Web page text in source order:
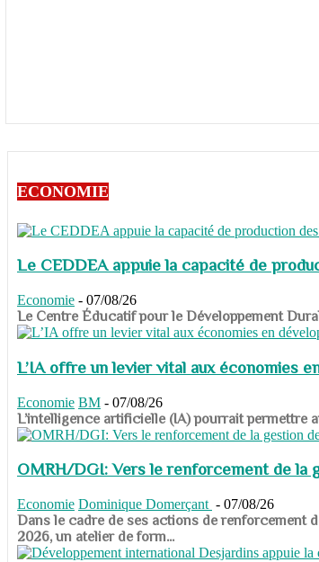
ECONOMIE
Le CEDDEA appuie la capacité de
Economie - 07/08/26
​​​​​​​Le Centre Éducatif pour le Développement
L’IA offre un levier vital aux économies
Economie BM - 07/08/26
​​​​​​​L’intelligence artificielle (IA) pourrait permettre
OMRH/DGI: Vers le renforcement de la
Economie Dominique Domerçant - 07/08/26
Dans le cadre de ses actions de renforcement
2026, un atelier de form...